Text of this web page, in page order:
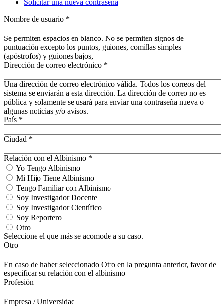
Solicitar una nueva contraseña
Nombre de usuario *
Se permiten espacios en blanco. No se permiten signos de
puntuación excepto los puntos, guiones, comillas simples
(apóstrofos) y guiones bajos,
Dirección de correo electrónico *
Una dirección de correo electrónico válida. Todos los correos del
sistema se enviarán a esta dirección. La dirección de correo no es
pública y solamente se usará para enviar una contraseña nueva o
algunas noticias y/o avisos.
País *
Ciudad *
Relación con el Albinismo *
Yo Tengo Albinismo
Mi Hijo Tiene Albinismo
Tengo Familiar con Albinismo
Soy Investigador Docente
Soy Investigador Científico
Soy Reportero
Otro
Seleccione el que más se acomode a su caso.
Otro
En caso de haber seleccionado Otro en la pregunta anterior, favor de
especificar su relación con el albinismo
Profesión
Empresa / Universidad